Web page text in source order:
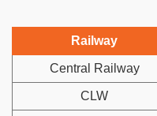
Railway
Central Railway
CLW